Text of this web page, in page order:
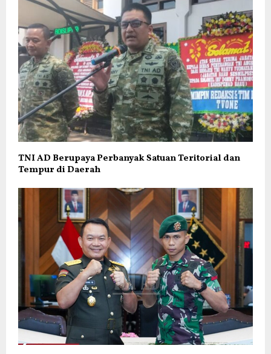
TNI AD Berupaya Perbanyak Satuan Teritorial dan
Tempur di Daerah